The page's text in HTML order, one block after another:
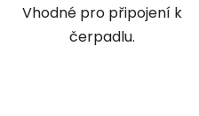
Vhodné pro připojení k
čerpadlu.